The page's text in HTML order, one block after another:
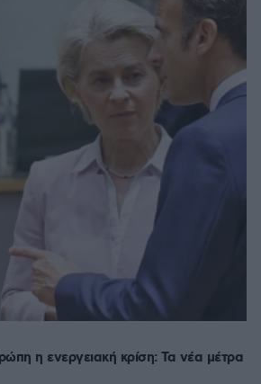
η ενεργειακή κρίση: Τα νέα μέτρα